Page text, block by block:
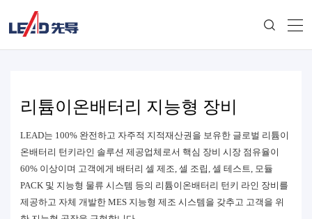
리튬이온배터리 지능형 장비
LEAD는 100% 완전하고 자주적 지적재산권을 보유한 글로벌 리튬이
온배터리 턴키라인 솔루션 제공업체로서 핵심 장비 시장 점유율이
60% 이상이며 고객에게 배터리 셀 제조, 셀 조립, 셀 테스트, 모듈
PACK 및 지능형 물류 시스템 등의 리튬이온배터리 턴키 라인 장비를
제공하고 자체 개발한 MES 지능형 제조 시스템을 갖추고 고객을 위